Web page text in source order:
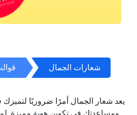
شعارات الجمال
يعد شعار الجمال أمرًا ضروريًا